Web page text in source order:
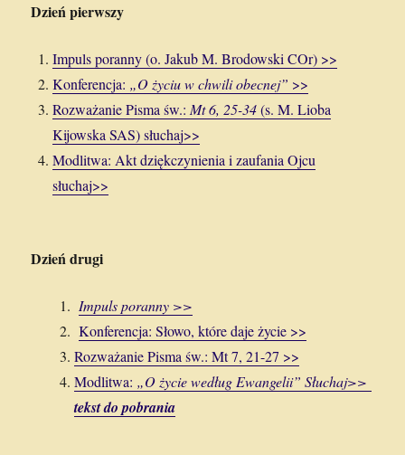
Dzień pierwszy
Impuls poranny (o. Jakub M. Brodowski COr) >>
Konferencja: „O życiu w chwili obecnej” >>
Rozważanie Pisma św.:Mt 6, 25-34(s. M. Lioba
Kijowska SAS) słuchaj>>
Modlitwa: Akt dziękczynienia i zaufania Ojcu
słuchaj>>
Dzień drugi
Impuls poranny >>
Konferencja: Słowo, które daje życie >>
Rozważanie Pisma św.: Mt 7, 21-27 >>
Modlitwa: „O życie według Ewangelii” Słuchaj>>
tekstdo pobrania